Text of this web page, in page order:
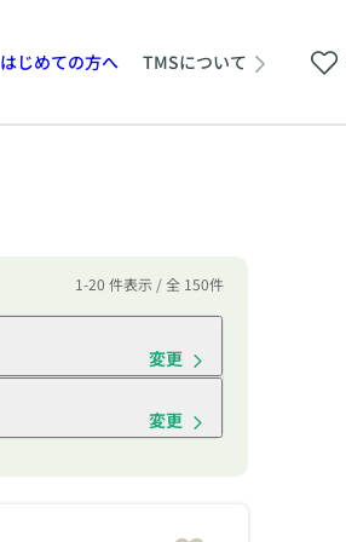
はじめての方へ TMSについて
1-20 件表示 / 全 150件
変更
変更